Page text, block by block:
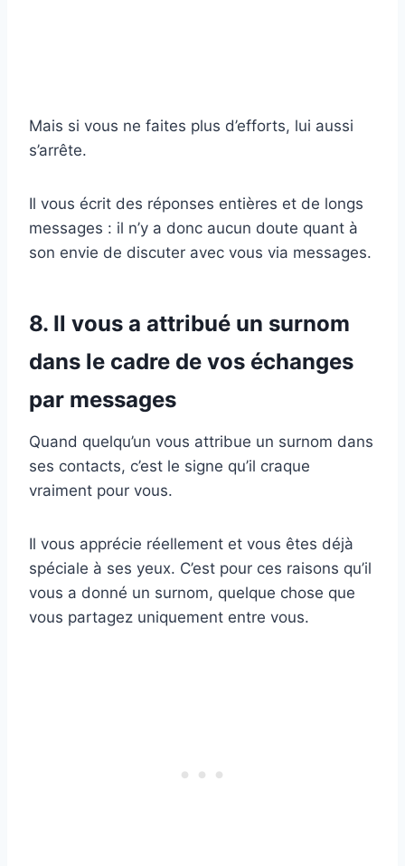
Mais si vous ne faites plus d’efforts, lui aussi
s’arrête.
Il vous écrit des réponses entières et de longs
messages : il n’y a donc aucun doute quant à
son envie de discuter avec vous via messages.
8. Il vous a attribué un surnom
dans le cadre de vos échanges
par messages
Quand quelqu’un vous attribue un surnom dans
ses contacts, c’est le signe qu’il craque
vraiment pour vous.
Il vous apprécie réellement et vous êtes déjà
spéciale à ses yeux. C’est pour ces raisons qu’il
vous a donné un surnom, quelque chose que
vous partagez uniquement entre vous.